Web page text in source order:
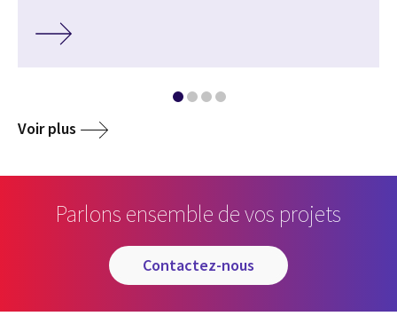
Voir plus
Parlons ensemble de vos projets
contactez-nous